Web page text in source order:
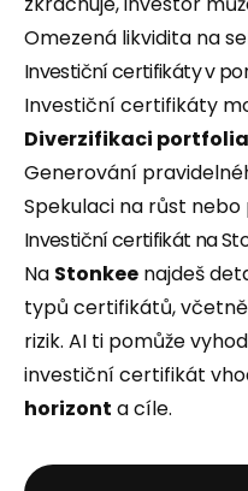
Omezená likvidita na
Investiční certifikáty v
Investiční certifikáty
Diverzifikaci portfolia
Generování
Spekulaci na růst
Investiční certifikát na
Na Stonkee najdeš
typů certifikátů,
rizik. AI ti pomůže
investiční certifikát
horizont a cíle.